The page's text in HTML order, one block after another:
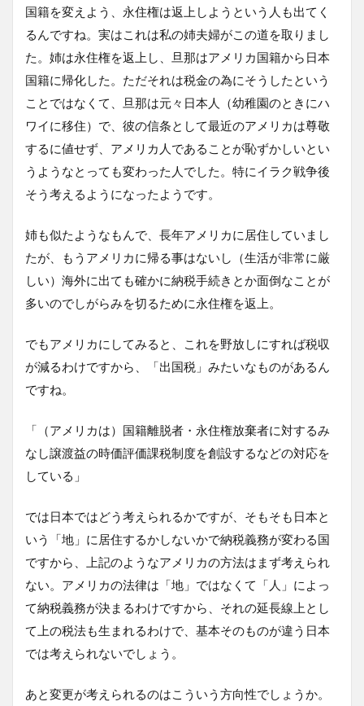
国籍を変えよう、永住権は返上しようという人も出てく
るんですね。実はこれは私の姉夫婦がこの道を取りまし
た。姉は永住権を返上し、旦那はアメリカ国籍から日本
国籍に帰化した。ただそれは税金の為にそうしたという
ことではなくて、旦那は元々日本人（幼稚園のときにハ
ワイに移住）で、彼の信条として最近のアメリカは尊敬
するに値せず、アメリカ人であることが恥ずかしいとい
うようなとっても変わった人でした。特にイラク戦争後
そう考えるようになったようです。
姉も似たようなもんで、長年アメリカに居住していまし
たが、もうアメリカに帰る事はないし（生活が非常に厳
しい）海外に出ても確かに納税手続きとか面倒なことが
多いのでしがらみを切るために永住権を返上。
でもアメリカにしてみると、これを野放しにすれば税収
が減るわけですから、「出国税」みたいなものがあるん
ですね。
「（アメリカは）国籍離脱者・永住権放棄者に対するみ
なし譲渡益の時価評価課税制度を創設するなどの対応を
している」
では日本ではどう考えられるかですが、そもそも日本と
いう「地」に居住するかしないかで納税義務が変わる国
ですから、上記のようなアメリカの方法はまず考えられ
ない。アメリカの法律は「地」ではなくて「人」によっ
て納税義務が決まるわけですから、それの延長線上とし
て上の税法も生まれるわけで、基本そのものが違う日本
では考えられないでしょう。
あと変更が考えられるのはこういう方向性でしょうか。